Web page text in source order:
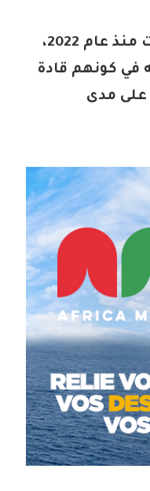
ووفق المعطيات التي أوردتها المصادر ذاتها، فإن التحقيقات التي بدأت منذ عام 2022،
في كونهم قادة
على مدى